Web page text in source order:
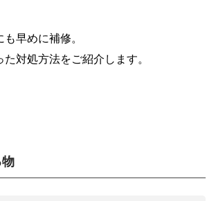
早めに補修。
対処方法をご紹介します。